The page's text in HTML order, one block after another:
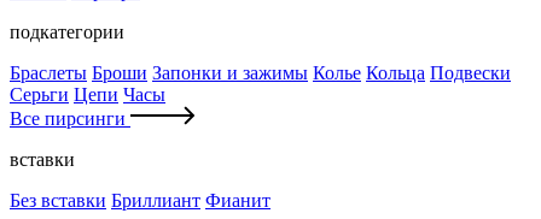
подкатегории
Браслеты Броши Запонки и зажимы Колье Кольца Подвески
Серьги Цепи Часы
Все пирсинги
вставки
Без вставки Бриллиант Фианит